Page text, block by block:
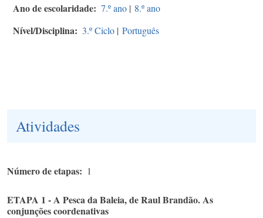
Ano de escolaridade 7.º ano | 8.º ano
Nível/Disciplina 3.º Ciclo | Português
Atividades
Número de etapas 1
ETAPA 1 - A Pesca da Baleia, de Raul Brandão. As
conjunções coordenativas